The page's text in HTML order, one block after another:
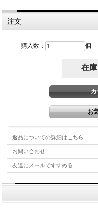
注文
購入数： 個
在庫
返品についての詳細はこちら
お問い合わせ
友達にメールですすめる